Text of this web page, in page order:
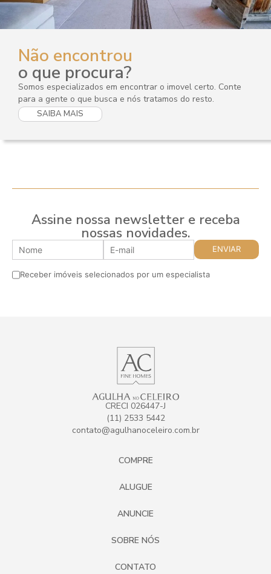
Não encontrou
o que procura?
Somos especializados em encontrar o imovel certo. Conte
para a gente o que busca e nós tratamos do resto.
SAIBA MAIS
Assine nossa newsletter e receba
nossas novidades.
Receber imóveis selecionados por um especialista
CRECI 026447-J
(11) 2533 5442
contato@agulhanoceleiro.com.br
COMPRE
ALUGUE
ANUNCIE
SOBRE NÓS
CONTATO